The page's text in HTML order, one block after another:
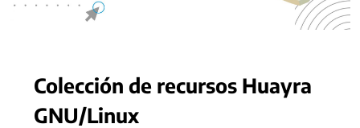
Colección de recursos Huayra
GNU/Linux